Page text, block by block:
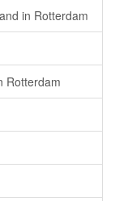
in Rotterdam
Rotterdam